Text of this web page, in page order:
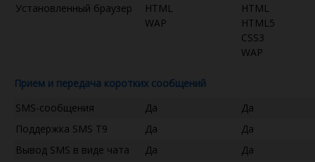
Установленный браузер
HTML
WAP
HTML
HTML5
CSS3
WAP
Прием и передача коротких сообщений
SMS-сообщения
Да
Да
Поддержка SMS T9
Да
Да
Вывод SMS в виде чата
Да
Да